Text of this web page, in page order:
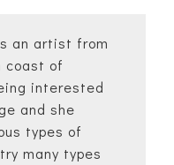
an artist from
coast of
interested
and she
types of
many types